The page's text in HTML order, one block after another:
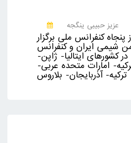
عزیز حبیبی ینگجه
کنفرانس ملی برگزار
شیمی ایران و کنفرانس
کشورهای ایتالیا- ژاپن-
امارات متحده عربی-
ترکیه- آذربایجان- بلاروس